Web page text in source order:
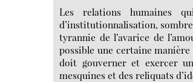
Les relations humaines
d’institutionnalisation,
tyrannie de l’avarice de
possible une certaine
doit gouverner et exercer
mesquines et des reliquats